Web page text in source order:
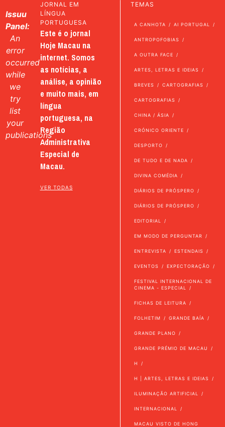
Issuu
Panel:
An
error
occurred
while
we
try
list
your
publications
JORNAL EM
LÍNGUA
PORTUGUESA
Este é o jornal
Hoje Macau na
internet. Somos
as notícias, a
análise, a opinião
e muito mais, em
língua
portuguesa, na
Região
Administrativa
Especial de
Macau.
VER TODAS
TEMAS
A CANHOTA AI PORTUGAL
ANTROPOFOBIAS
A OUTRA FACE
ARTES, LETRAS E IDEIAS
BREVES CARTOGRAFIAS
CARTOGRAFIAS
CHINA / ÁSIA
CRÓNICO ORIENTE
DESPORTO
DE TUDO E DE NADA
DIVINA COMÉDIA
DIÁRIOS DE PRÓSPERO
DIÁRIOS DE PRÓSPERO
EDITORIAL
EM MODO DE PERGUNTAR
ENTREVISTA ESTENDAIS
EVENTOS EXPECTORAÇÃO
FESTIVAL INTERNACIONAL DE
CINEMA - ESPECIAL
FICHAS DE LEITURA
FOLHETIM GRANDE BAÍA
GRANDE PLANO
GRANDE PRÉMIO DE MACAU
H
H | ARTES, LETRAS E IDEIAS
ILUMINAÇÃO ARTIFICIAL
INTERNACIONAL
MACAU VISTO DE HONG